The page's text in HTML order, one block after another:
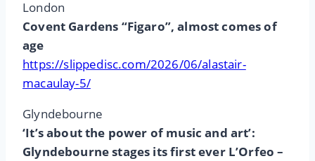
London
Covent Gardens “Figaro”, almost comes of
age
https://slippedisc.com/2026/06/alastair-
macaulay-5/
Glyndebourne
‘It’s about the power of music and art’:
Glyndebourne stages its first ever L’Orfeo –